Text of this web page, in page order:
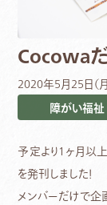
Cocowa
2020年5月25日（月
障がい福祉
予定より1ヶ月以
を発刊しました！
メンバーだけで企